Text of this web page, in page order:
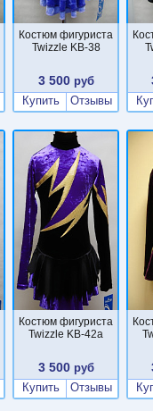
Костюм фигуриста
Twizzle KB-38
3 500руб
Купить
Отзывы
Костюм фигуриста
Twizzle KB-42a
3 500руб
Купить
Отзывы